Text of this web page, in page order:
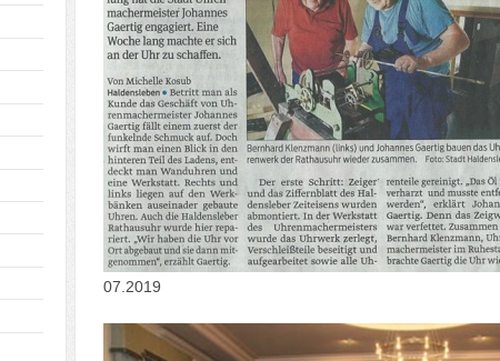
07.2019